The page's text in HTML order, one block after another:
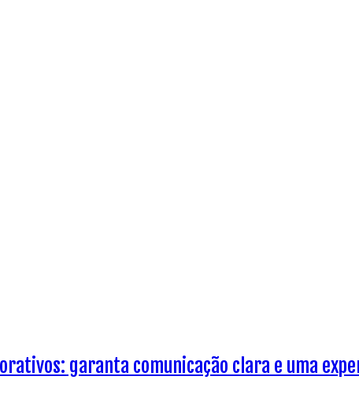
garanta comunicação clara e uma